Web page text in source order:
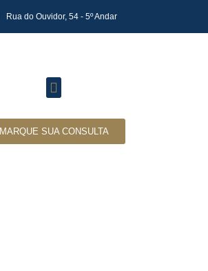
Rua do Ouvidor, 54 - 5º Andar
MARQUE SUA CONSULTA